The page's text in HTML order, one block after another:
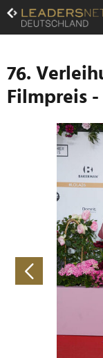
Zum
Inhalt
Zur
Navigation
Zur
Hauptnavigation
76.
Filmpreis